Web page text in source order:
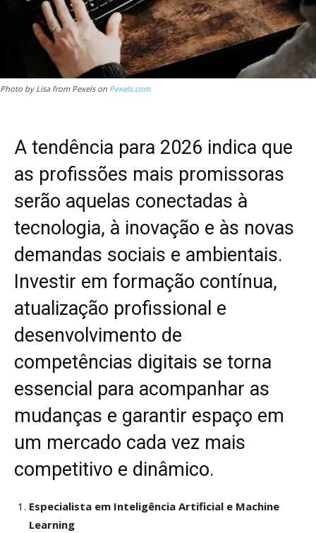
Photo by Lisa from Pexels on Pexels.com
A tendência para 2026 indica que
as profissões mais promissoras
serão aquelas conectadas à
tecnologia, à inovação e às novas
demandas sociais e ambientais.
Investir em formação contínua,
atualização profissional e
desenvolvimento de
competências digitais se torna
essencial para acompanhar as
mudanças e garantir espaço em
um mercado cada vez mais
competitivo e dinâmico.
Especialista em Inteligência Artificial e Machine
Learning